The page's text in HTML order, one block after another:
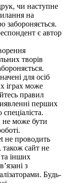
чи наступне
на
забороняється.
є автор
творів
для осіб
іграх може
правил
перших
не може бути
не проводить
також сайт не
інших
з
Будь-